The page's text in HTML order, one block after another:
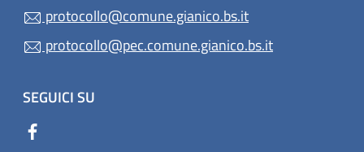
protocollo@comune.gianico.bs.it
protocollo@pec.comune.gianico.bs.it
SEGUICI SU